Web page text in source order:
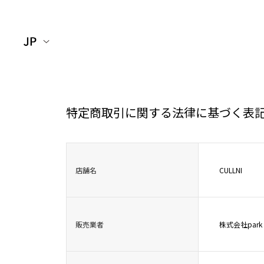
特定商取引に関する法律に基づく表
店舗名 CULLNI
販売業者 株式会社park